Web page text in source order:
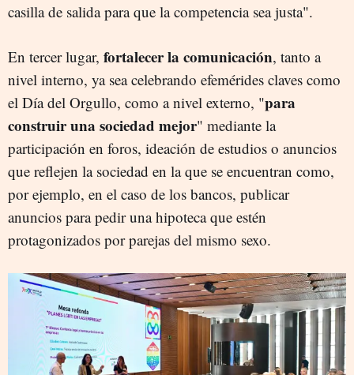
casilla de salida para que la competencia sea justa".
En tercer lugar, fortalecer la comunicación, tanto a
nivel interno, ya sea celebrando efemérides claves como
el Día del Orgullo, como a nivel externo, "para
construir una sociedad mejor" mediante la
participación en foros, ideación de estudios o anuncios
que reflejen la sociedad en la que se encuentran como,
por ejemplo, en el caso de los bancos, publicar
anuncios para pedir una hipoteca que estén
protagonizados por parejas del mismo sexo.